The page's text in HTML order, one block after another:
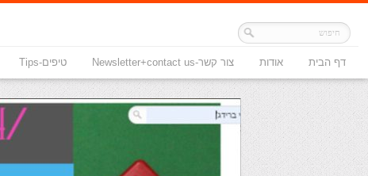
דף הבית אודות צור קשר-Newsletter+contact us טיפים-Tips